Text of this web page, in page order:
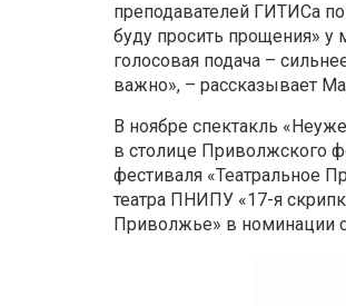
преподавателей ГИТИСа
буду просить прощения» у
голосовая подача –
важно», – рассказывает
В ноябре спектакль
в столице Приволжского
фестиваля «Театральное
театра ПНИПУ «17-я
Приволжье» в номинации